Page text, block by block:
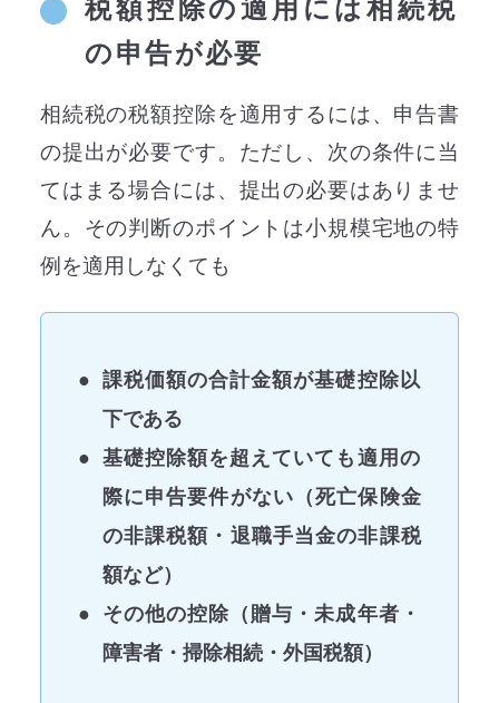
税額控除の適用には相続税
の申告が必要
相続税の税額控除を適用するには、申告書
の提出が必要です。ただし、次の条件に当
てはまる場合には、提出の必要はありませ
ん。その判断のポイントは小規模宅地の特
例を適用しなくても
課税価額の合計金額が基礎控除以
下である
基礎控除額を超えていても適用の
際に申告要件がない（死亡保険金
の非課税額・退職手当金の非課税
額など）
その他の控除（贈与・未成年者・
障害者・掃除相続・外国税額）